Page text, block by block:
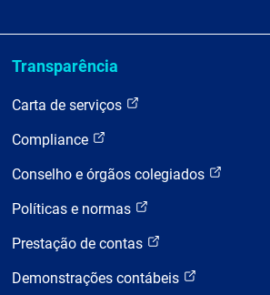
Transparência
Carta de serviços
Compliance
Conselho e órgãos colegiados
Políticas e normas
Prestação de contas
Demonstrações contábeis